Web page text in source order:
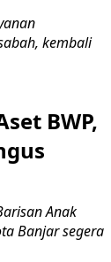
kembali
BWP,
Anak
Banjar segera